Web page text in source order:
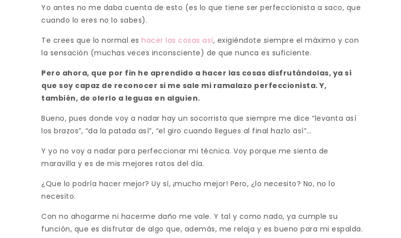
Yo antes no me daba cuenta de esto (es lo que tiene ser perfeccionista a saco, que
cuando lo eres no lo sabes).
Te crees que lo normal es hacer las cosas así, exigiéndote siempre el máximo y con
la sensación (muchas veces inconsciente) de que nunca es suficiente.
Pero ahora, que por fin he aprendido a hacer las cosas disfrutándolas, ya sí
que soy capaz de reconocer si me sale mi ramalazo perfeccionista. Y,
también, de olerlo a leguas en alguien.
Bueno, pues donde voy a nadar hay un socorrista que siempre me dice “levanta así
los brazos”, “da la patada así”, “el giro cuando llegues al final hazlo así”…
Y yo no voy a nadar para perfeccionar mi técnica. Voy porque me sienta de
maravilla y es de mis mejores ratos del día.
¿Que lo podría hacer mejor? Uy sí, ¡mucho mejor! Pero, ¿lo necesito? No, no lo
necesito.
Con no ahogarme ni hacerme daño me vale. Y tal y como nado, ya cumple su
función, que es disfrutar de algo que, además, me relaja y es bueno para mi espalda.